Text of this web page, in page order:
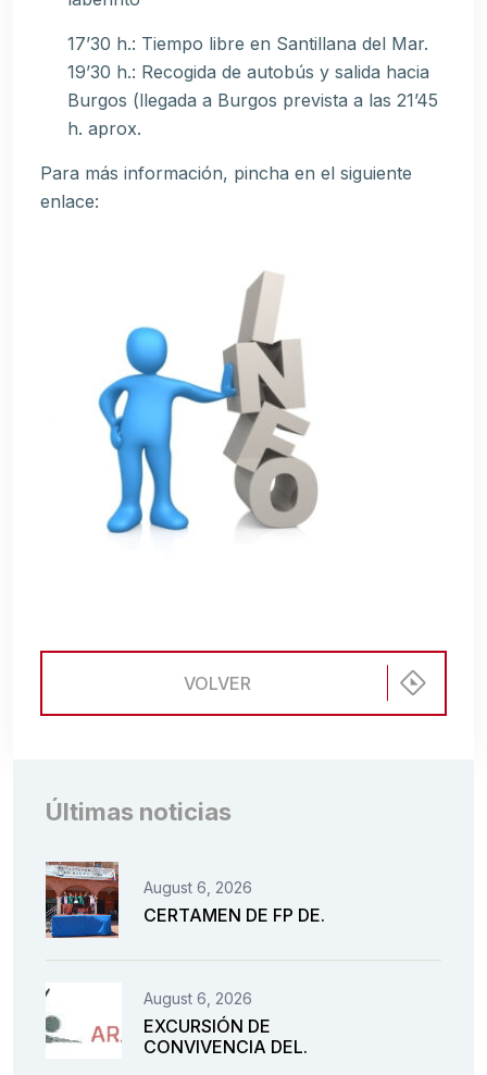
17’30 h.: Tiempo libre en Santillana del Mar.
19’30 h.: Recogida de autobús y salida hacia
Burgos (llegada a Burgos prevista a las 21’45
h. aprox.
Para más información, pincha en el siguiente
enlace:
VOLVER
Últimas noticias
August 6, 2026
CERTAMEN DE FP DE.
August 6, 2026
EXCURSIÓN DE
CONVIVENCIA DEL.